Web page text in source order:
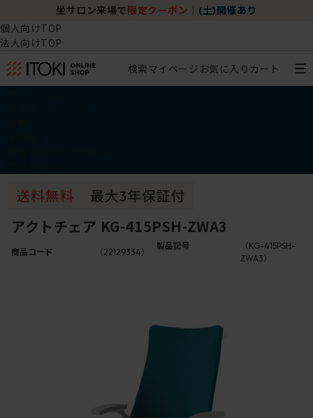
坐サロン来場で 限定クーポン (土)開催あり
個人向けTOP
法人向けTOP
検索マイページ お気に入り カート
アクトチェア KG-415PSH-ZWA3
商品コード （22129334）
製品記号
（KG-415PSH-
ZWA3）